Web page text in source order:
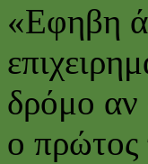
«Εφηβη
δρόμο αν
ο πρώτος